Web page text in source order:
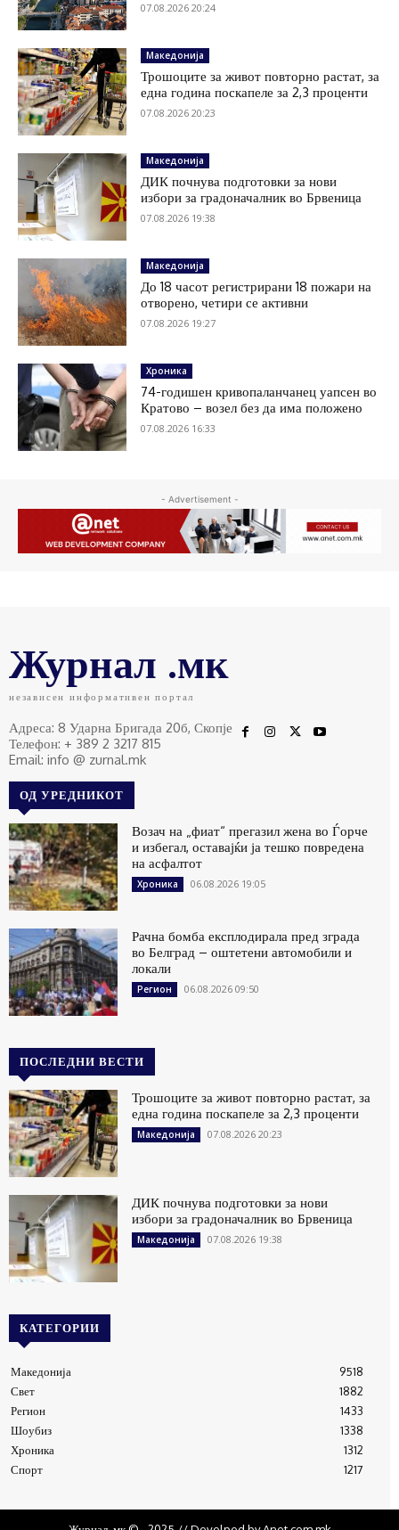
07.08.2026 20:24
Македонија
Трошоците за живот повторно растат, за
една година поскапеле за 2,3 проценти
07.08.2026 20:23
Македонија
ДИК почнува подготовки за нови
избори за градоначалник во Брвеница
07.08.2026 19:38
Македонија
До 18 часот регистрирани 18 пожари на
отворено, четири се активни
07.08.2026 19:27
Хроника
74-годишен кривопаланчанец уапсен во
Кратово – возел без да има положено
07.08.2026 16:33
- Advertisement -
Журнал .мк
независен информативен портал
Адреса: 8 Ударна Бригада 20б, Скопје
Телефон: + 389 2 3217 815
Email: info @ zurnal.mk
ОД УРЕДНИКОТ
Возач на „фиат“ прегазил жена во Ѓорче
и избегал, оставајќи ја тешко повредена
на асфалтот
Хроника 06.08.2026 19:05
Рачна бомба експлодирала пред зграда
во Белград – оштетени автомобили и
локали
Регион 06.08.2026 09:50
ПОСЛЕДНИ ВЕСТИ
Трошоците за живот повторно растат, за
една година поскапеле за 2,3 проценти
Македонија 07.08.2026 20:23
ДИК почнува подготовки за нови
избори за градоначалник во Брвеница
Македонија 07.08.2026 19:38
КАТЕГОРИИ
Македонија
9518
Свет
1882
Регион
1433
Шоубиз
1338
Хроника
1312
Спорт
1217